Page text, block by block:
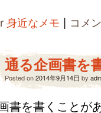
身近なメモ |
思
い
糠
床
は
コメ
通る企画書を
Posted on2014年9月14日 by
書を書くことが